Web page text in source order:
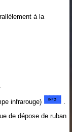
à la
infrarouge)
de dépose de ruban